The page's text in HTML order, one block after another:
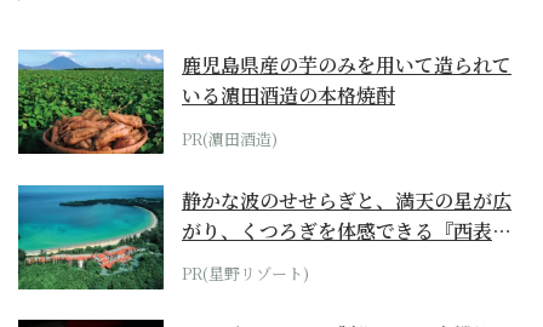
鹿児島県産の芋のみを用いて造られて
いる濵田酒造の本格焼酎
PR(濵田酒造)
静かな波のせせらぎと、満天の星が広
がり、くつろぎを体感できる『西表島
ホテル by...
PR(星野リゾート)